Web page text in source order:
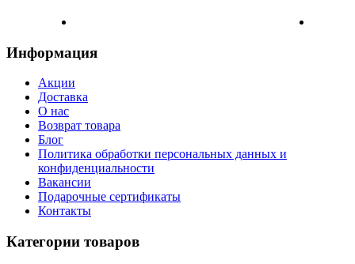
Информация
Акции
Доставка
О нас
Возврат товара
Блог
Политика обработки персональных данных и
конфиденциальности
Вакансии
Подарочные сертификаты
Контакты
Категории товаров